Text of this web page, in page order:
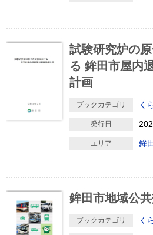
試験研究炉の
る 鉾田市屋内
計画
ブックカテゴリ く
発行日
エリア 鉾
鉾田市地域公
ブックカテゴリ く